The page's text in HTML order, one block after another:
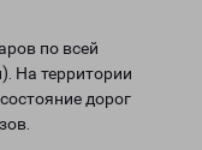
по всей
На территории
дорог